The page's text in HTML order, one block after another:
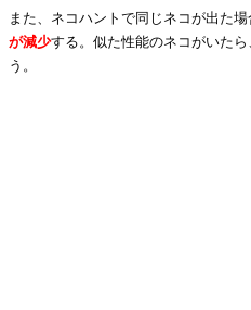
また、ネコハントで同じネコが出た
が減少する。似た性能のネコがいた
う。